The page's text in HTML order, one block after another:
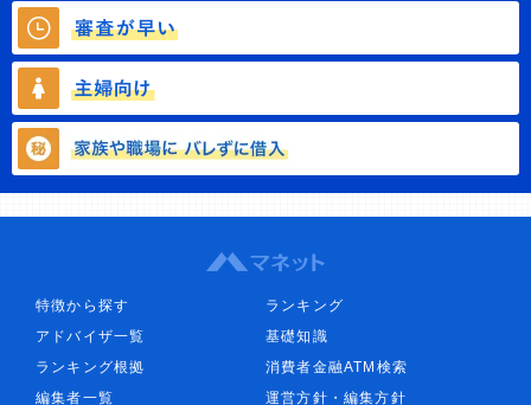
特徴から探す
ランキング
アドバイザ一覧
基礎知識
ランキング根拠
消費者金融ATM検索
編集者一覧
運営方針・編集方針